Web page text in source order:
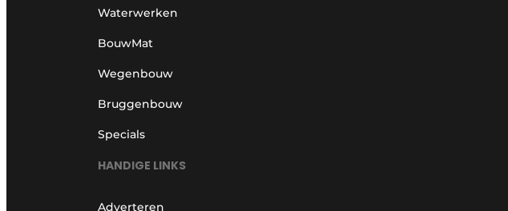
Waterwerken
BouwMat
Wegenbouw
Bruggenbouw
Specials
HANDIGE LINKS
Adverteren